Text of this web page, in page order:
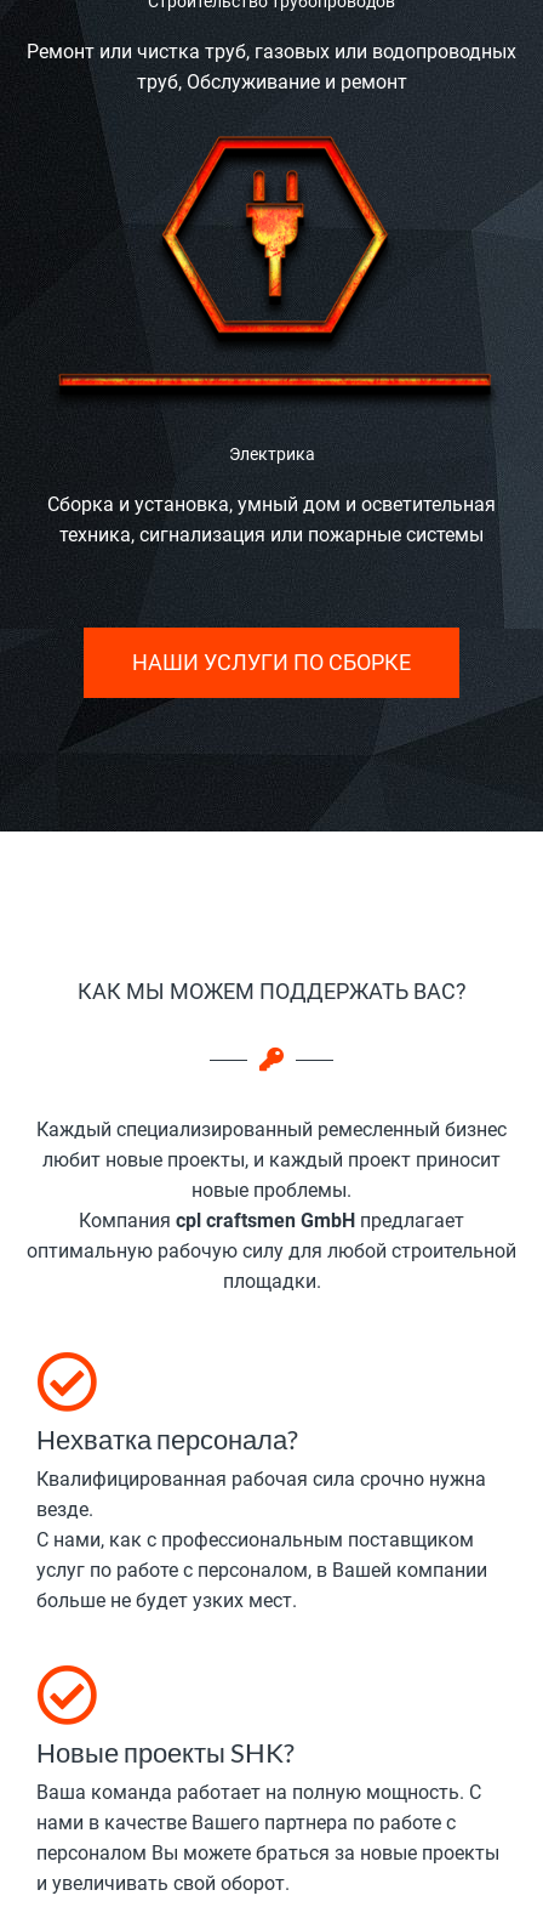
Ремонт или чистка труб, газовых или водопроводных
труб, Обслуживание и ремонт
Электрика
Сборка и установка, умный дом и осветительная
техника, сигнализация или пожарные системы
НАШИ УСЛУГИ ПО СБОРКЕ
КАК МЫ МОЖЕМ ПОДДЕРЖАТЬ ВАС?
Каждый специализированный ремесленный бизнес
любит новые проекты, и каждый проект приносит
новые проблемы.
Компания cpl craftsmen GmbH предлагает
оптимальную рабочую силу для любой строительной
площадки.
Нехватка персонала?
Квалифицированная рабочая сила срочно нужна
везде.
С нами, как с профессиональным поставщиком
услуг по работе с персоналом, в Вашей компании
больше не будет узких мест.
Новые проекты SHK?
Ваша команда работает на полную мощность. С
нами в качестве Вашего партнера по работе с
персоналом Вы можете браться за новые проекты
и увеличивать свой оборот.